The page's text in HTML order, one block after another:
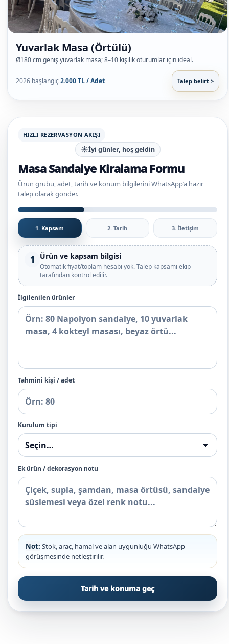
Yuvarlak Masa (Örtülü)
Ø180 cm geniş yuvarlak masa; 8–10 kişilik oturumlar için ideal.
2026 başlangıç2.000 TL / Adet Talep belirt >
HIZLI REZERVASYON AKIŞI
☀️İyi günler, hoş geldin
Masa Sandalye Kiralama Formu
Ürün grubu, adet, tarih ve konum bilgilerini WhatsApp’a hazır
talep olarak gönder.
1. Kapsam 2. Tarih 3. İletişim
1 Ürün ve kapsam bilgisi
Otomatik fiyat/toplam hesabı yok. Talep kapsamı ekip
tarafından kontrol edilir.
İlgilenilen ürünler
Tahmini kişi / adet
Kurulum tipi
Ek ürün / dekorasyon notu
Not: Stok, araç, hamal ve alan uygunluğu WhatsApp
görüşmesinde netleştirilir.
Tarih ve konuma geç